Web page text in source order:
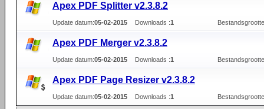
Apex PDF Splitter v2.3.8.2
Update datum:05-02-2015 Downloads :1
Apex PDF Merger v2.3.8.2
Update datum:05-02-2015 Downloads :1
Apex PDF Page Resizer v2.3.8.2
Update datum:05-02-2015 Downloads :1